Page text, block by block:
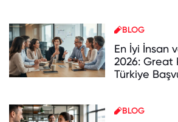
BLOG
En İyi İnsan
2026: Great
Türkiye
BLOG